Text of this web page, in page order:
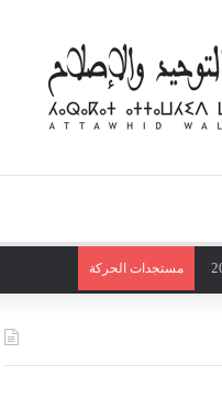
مستجدات الحركة